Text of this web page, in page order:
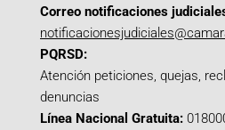
Correo notificaciones
PQRSD:
Atención peticiones, quejas,
denuncias
Línea Nacional Gratuita: